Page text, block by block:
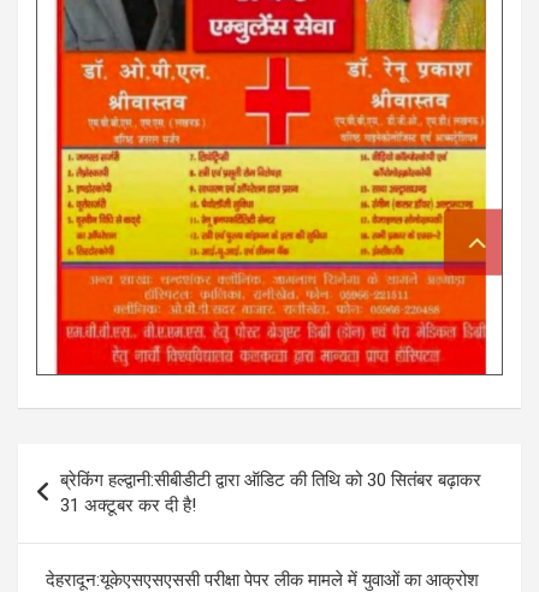
Post
navigation
ब्रेकिंग हल्द्वानी:सीबीडीटी द्वारा ऑडिट की तिथि को 30 सितंबर बढ़ाकर
31 अक्टूबर कर दी है!
देहरादून:यूकेएसएसएससी परीक्षा पेपर लीक मामले में युवाओं का आक्रोश